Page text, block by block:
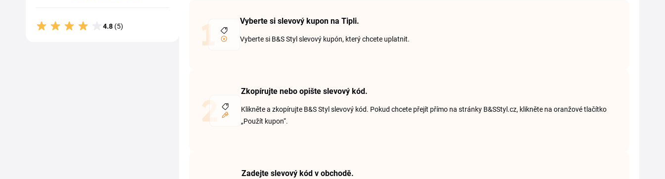
4.8 (5)
Vyberte si slevový kupon na Tipli.
Vyberte si B&S Styl slevový kupón, který chcete uplatnit.
Zkopírujte nebo opište slevový kód.
Klikněte a zkopírujte B&S Styl slevový kód. Pokud chcete přejít přímo na stránky B&SStyl.cz, klikněte na oranžové tlačítko
„Použít kupon“.
Zadejte slevový kód v obchodě.